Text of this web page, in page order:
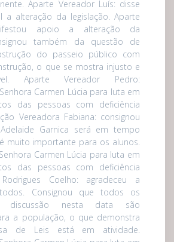
Aparte Vereador Luís: disse
a alteração da legislação. Aparte
apoio a alteração da
também da questão de
do passeio público com
o que se mostra injusto e
Aparte Vereador Pedro:
Carmen Lúcia para luta em
das pessoas com deficiência
Vereadora Fabiana: consignou
Garnica será em tempo
muito importante para os alunos.
Carmen Lúcia para luta em
das pessoas com deficiência
Coelho: agradeceu a
Consignou que todos os
discussão nesta data são
a população, o que demonstra
de Leis está em atividade.